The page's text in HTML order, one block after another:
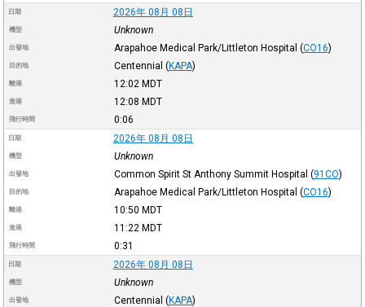
日期 2026年 08月 08日
機型 Unknown
出發地 Arapahoe Medical Park/Littleton Hospital (CO16)
目的地 Centennial (KAPA)
離港 12:02 MDT
進港 12:08 MDT
飛行時間 0:06
日期 2026年 08月 08日
機型 Unknown
出發地 Common Spirit St Anthony Summit Hospital (91CO)
目的地 Arapahoe Medical Park/Littleton Hospital (CO16)
離港 10:50 MDT
進港 11:22 MDT
飛行時間 0:31
日期 2026年 08月 08日
機型 Unknown
出發地 Centennial (KAPA)